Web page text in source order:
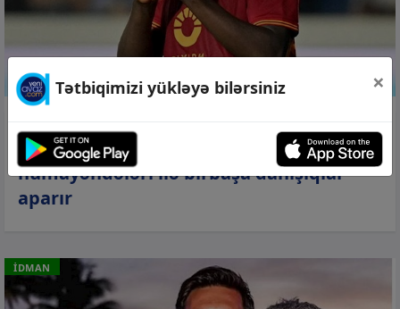
“Fənərbağça” Lukakunun
nümayəndələri ilə birbaşa danışıqlar
aparır
İDMAN
Tətbiqimizi yükləyə bilərsiniz ×